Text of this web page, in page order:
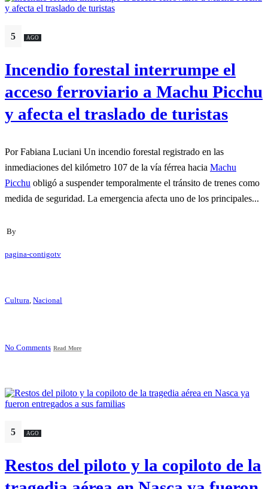
5 AGO
Incendio forestal interrumpe el
acceso ferroviario a Machu Picchu
y afecta el traslado de turistas
Por Fabiana Luciani Un incendio forestal registrado en las
inmediaciones del kilómetro 107 de la vía férrea hacia Machu
Picchu obligó a suspender temporalmente el tránsito de trenes como
medida de seguridad. La emergencia afecta uno de los principales...
By
pagina-contigotv
Cultura, Nacional
No Comments Read More
5 AGO
Restos del piloto y la copiloto de la